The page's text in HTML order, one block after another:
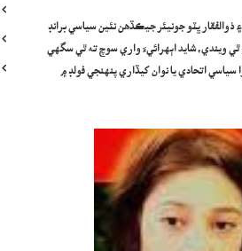
ڀٽو جونيئر جيڪڏهن نئين سياسي برانڊ
ٿي ويندي، شايد اٻهرائيءَ واري سوچ ته ٿي سگهي
اتحادي يا نوان کيڏاري پنهنجي فولڊ ۾